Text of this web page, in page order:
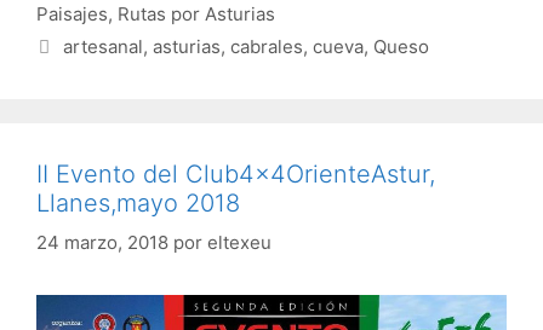
Paisajes, Rutas por Asturias
Etiquetas
artesanal, asturias, cabrales, cueva, Queso
II Evento del Club4x4OrienteAstur,
Llanes,mayo 2018
24 marzo, 2018 por eltexeu